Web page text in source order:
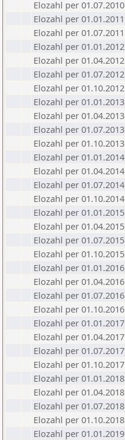
Elozahl per 01.07.2010
Elozahl per 01.01.2011
Elozahl per 01.07.2011
Elozahl per 01.01.2012
Elozahl per 01.04.2012
Elozahl per 01.07.2012
Elozahl per 01.10.2012
Elozahl per 01.01.2013
Elozahl per 01.04.2013
Elozahl per 01.07.2013
Elozahl per 01.10.2013
Elozahl per 01.01.2014
Elozahl per 01.04.2014
Elozahl per 01.07.2014
Elozahl per 01.10.2014
Elozahl per 01.01.2015
Elozahl per 01.04.2015
Elozahl per 01.07.2015
Elozahl per 01.10.2015
Elozahl per 01.01.2016
Elozahl per 01.04.2016
Elozahl per 01.07.2016
Elozahl per 01.10.2016
Elozahl per 01.01.2017
Elozahl per 01.04.2017
Elozahl per 01.07.2017
Elozahl per 01.10.2017
Elozahl per 01.01.2018
Elozahl per 01.04.2018
Elozahl per 01.07.2018
Elozahl per 01.10.2018
Elozahl per 01.01.2019